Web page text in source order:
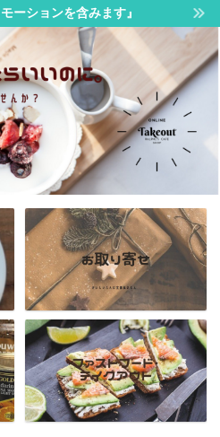
ーションを含みます』